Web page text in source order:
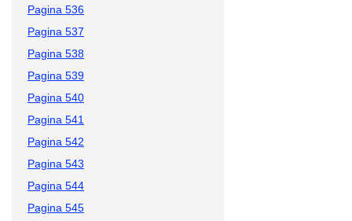
Pagina 536
Pagina 537
Pagina 538
Pagina 539
Pagina 540
Pagina 541
Pagina 542
Pagina 543
Pagina 544
Pagina 545